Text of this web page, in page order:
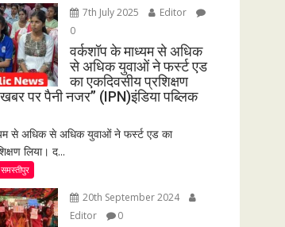
7th July 2025
Editor
0
वर्कशॉप के माध्यम से अधिक
से अधिक युवाओं ने फर्स्ट एड
का एकदिवसीय प्रशिक्षण
पर पैनी नजर” (IPN)इंडिया पब्लिक
से अधिक से अधिक युवाओं ने फर्स्ट एड का
लिया। द...
समस्तीपुर
20th September 2024
Editor
0